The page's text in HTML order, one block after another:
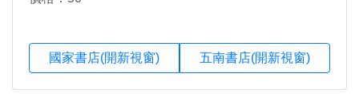
國家書店(開新視窗) 五南書店(開新視窗)